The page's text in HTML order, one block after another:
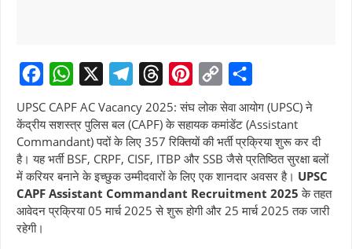
a
c
e
b
o
o
h
a
t
s
A
e
l
e
g
r
h
r
e
a
d
i
n
t
e
r
C
o
p
y
L
i
h
a
r
e
UPSC CAPF AC Vacancy 2025: संघ लोक सेवा आयोग (UPSC) ने
केंद्रीय सशस्त्र पुलिस बल (CAPF) के सहायक कमांडेंट (Assistant
Commandant) पदों के लिए 357 रिक्तियों की भर्ती प्रक्रिया शुरू कर दी
है। यह भर्ती BSF, CRPF, CISF, ITBP और SSB जैसे प्रतिष्ठित सुरक्षा बलों
में करियर बनाने के इच्छुक उम्मीदवारों के लिए एक शानदार अवसर है। UPSC
CAPF Assistant Commandant Recruitment 2025 के तहत
आवेदन प्रक्रिया 05 मार्च 2025 से शुरू होगी और 25 मार्च 2025 तक जारी
रहेगी।